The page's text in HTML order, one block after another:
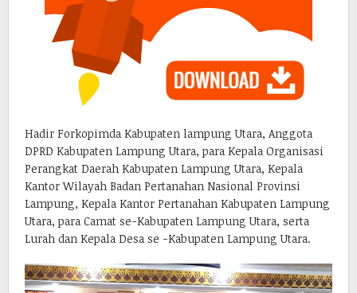
Hadir Forkopimda Kabupaten lampung Utara, Anggota
DPRD Kabupaten Lampung Utara, para Kepala Organisasi
Perangkat Daerah Kabupaten Lampung Utara, Kepala
Kantor Wilayah Badan Pertanahan Nasional Provinsi
Lampung, Kepala Kantor Pertanahan Kabupaten Lampung
Utara, para Camat se-Kabupaten Lampung Utara, serta
Lurah dan Kepala Desa se -Kabupaten Lampung Utara.